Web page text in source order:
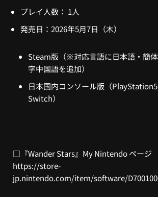
プレイ人数： 1人
発売日：2026年5月7日（木）
Steam版（※対応言語に日本語・簡
字中国語を追加）
日本国内コンソール版（
Switch）
□『Wander Stars』My Nintendo ページ
https://store-
jp.nintendo.com/item/software/